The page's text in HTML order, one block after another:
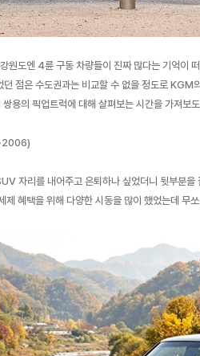
원도엔 4륜 구동 차량들이 진짜 많다는 기억이
던 점은 수도권과는 비교할 수 없을 정도로
용의 픽업트럭에 대해 살펴보는 시간을 가져보
자리를 내어주고 은퇴하나 싶었더니 뒷부분
제 혜택을 위해 다양한 시동을 많이 했었는데 무